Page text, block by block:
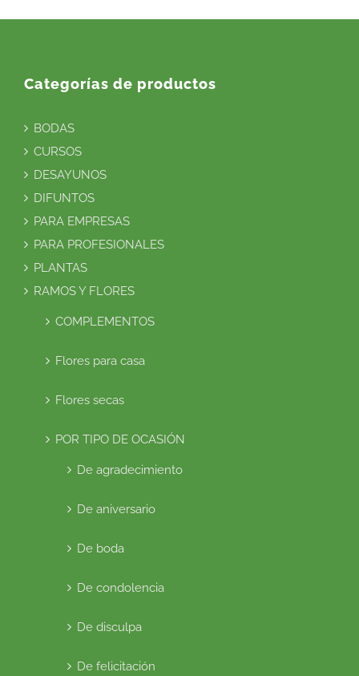
Categorías de productos
BODAS
CURSOS
DESAYUNOS
DIFUNTOS
PARA EMPRESAS
PARA PROFESIONALES
PLANTAS
RAMOS Y FLORES
COMPLEMENTOS
Flores para casa
Flores secas
POR TIPO DE OCASIÓN
De agradecimiento
De aniversario
De boda
De condolencia
De disculpa
De felicitación